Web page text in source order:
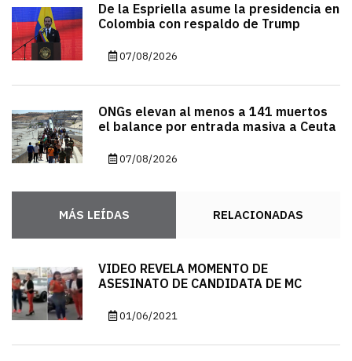
De la Espriella asume la presidencia en
Colombia con respaldo de Trump
07/08/2026
ONGs elevan al menos a 141 muertos
el balance por entrada masiva a Ceuta
07/08/2026
MÁS LEÍDAS RELACIONADAS
VIDEO REVELA MOMENTO DE
ASESINATO DE CANDIDATA DE MC
01/06/2021